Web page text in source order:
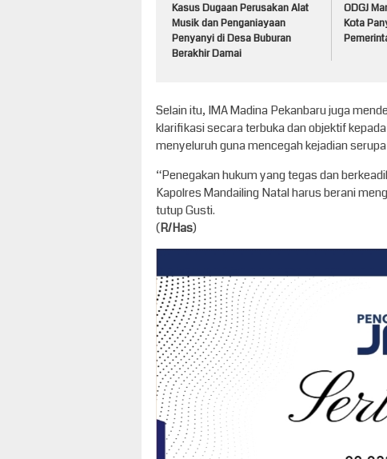
Kasus Dugaan Perusakan Alat
Musik dan Penganiayaan
Penyanyi di Desa Buburan
Berakhir Damai
ODGJ
Kota
Selain itu, IMA Madina Pekanbaru juga
klarifikasi secara terbuka dan objektif
menyeluruh guna mencegah kejadian
“Penegakan hukum yang tegas dan
Kapolres Mandailing Natal harus berani
tutup Gusti.
(R/Has)